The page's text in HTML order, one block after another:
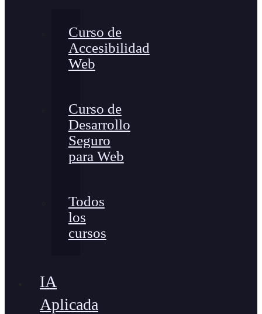
Curso de
Accesibilidad
Web
Curso de
Desarrollo
Seguro
para Web
Todos
los
cursos
IA
Aplicada